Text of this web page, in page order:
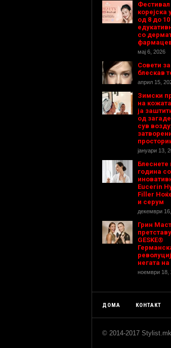
Фестивал
корејска
од 8 до 10
со
мај 6, 2026
Совети
блескав
април 15,
Зимски
на
ја
од
сув
јануари 13,
Блеснете
година со
Eucerin
Filler
и серум
декември
Грин
GESKE®
негата
ноември 18,
ДОМА КОНТАКТ
© 2014-2017